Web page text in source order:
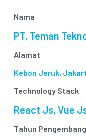
Nama
PT. Teman
Alamat
Kebon Jeruk,
Technology Stack
React Js, Vue
Tahun